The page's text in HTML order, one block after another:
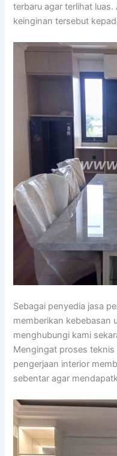
terbaru agar terlihat
keinginan tersebut
Sebagai penyedia jasa
memberikan kebebasan
menghubungi kami
Mengingat proses
pengerjaan interior
sebentar agar